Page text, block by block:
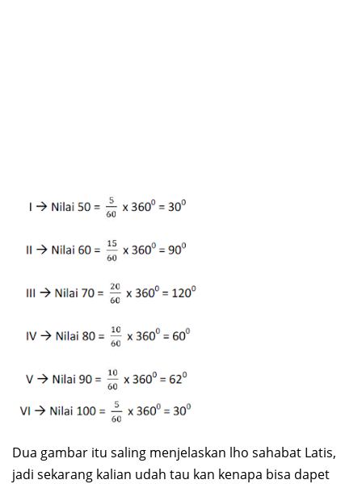
Dua gambar itu saling menjelaskan lho sahabat Latis,
jadi sekarang kalian udah tau kan kenapa bisa dapet